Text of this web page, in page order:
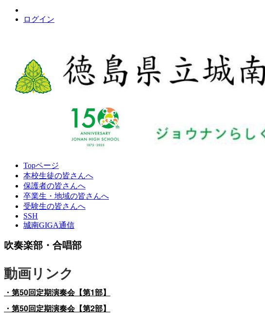
ログイン
Topページ
本校生徒の皆さんへ
保護者の皆さんへ
卒業生・地域の皆さんへ
受験生の皆さんへ
SSH
城南GIGA通信
吹奏楽部・合唱部
動画リンク
・第50回定期演奏会【第1部】
・第50回定期演奏会【第2部】